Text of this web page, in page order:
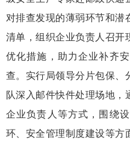
对排查发现的薄弱环节和潜
清单，组织企业负责人召开
优化措施，助力企业补齐
查。实行局领导分片包保、
队深入邮件快件处理场地，
企业负责人等方式，围绕
环、安全管理制度建设等方